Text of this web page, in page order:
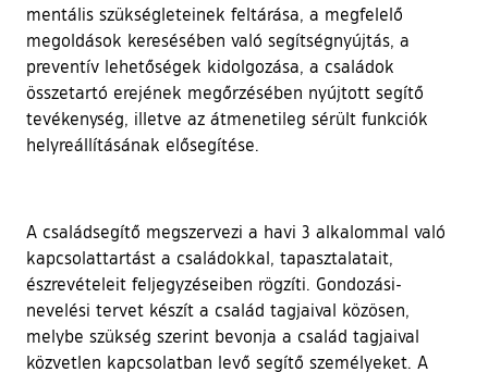
mentális szükségleteinek feltárása, a megfelelő
megoldások keresésében való segítségnyújtás, a
preventív lehetőségek kidolgozása, a családok
összetartó erejének megőrzésében nyújtott segítő
tevékenység, illetve az átmenetileg sérült funkciók
helyreállításának elősegítése.
A családsegítő megszervezi a havi 3 alkalommal való
kapcsolattartást a családokkal, tapasztalatait,
észrevételeit feljegyzéseiben rögzíti. Gondozási-
nevelési tervet készít a család tagjaival közösen,
melybe szükség szerint bevonja a család tagjaival
közvetlen kapcsolatban levő segítő személyeket. A